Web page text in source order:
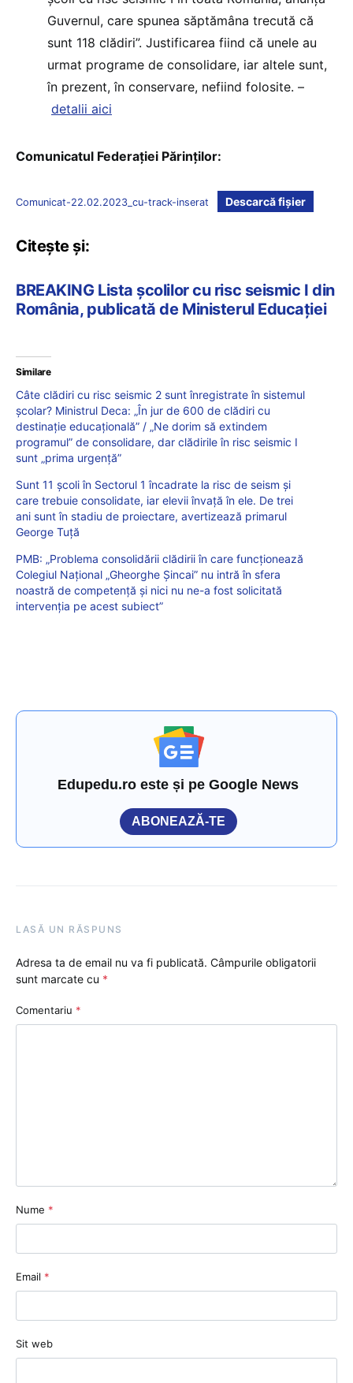
Guvernul, care spunea săptămâna trecută că
sunt 118 clădiri”. Justificarea fiind că unele au
urmat programe de consolidare, iar altele sunt,
în prezent, în conservare, nefiind folosite. –
detalii aici
Comunicatul Federației Părinților:
Comunicat-22.02.2023_cu-track-inserat Descarcă fișier
Citește și:
BREAKING Lista școlilor cu risc seismic I din
România, publicată de Ministerul Educației
Similare
Câte clădiri cu risc seismic 2 sunt înregistrate în sistemul
școlar? Ministrul Deca: „În jur de 600 de clădiri cu
destinație educațională” / „Ne dorim să extindem
programul” de consolidare, dar clădirile în risc seismic I
sunt „prima urgență”
Sunt 11 școli în Sectorul 1 încadrate la risc de seism și
care trebuie consolidate, iar elevii învață în ele. De trei
ani sunt în stadiu de proiectare, avertizează primarul
George Tuță
PMB: „Problema consolidării clădirii în care funcționează
Colegiul Național „Gheorghe Șincai” nu intră în sfera
noastră de competență și nici nu ne-a fost solicitată
intervenția pe acest subiect”
Edupedu.ro este și pe Google News
ABONEAZĂ-TE
LASĂ UN RĂSPUNS
Adresa ta de email nu va fi publicată. Câmpurile obligatorii
sunt marcate cu *
Comentariu *
Nume *
Email *
Sit web